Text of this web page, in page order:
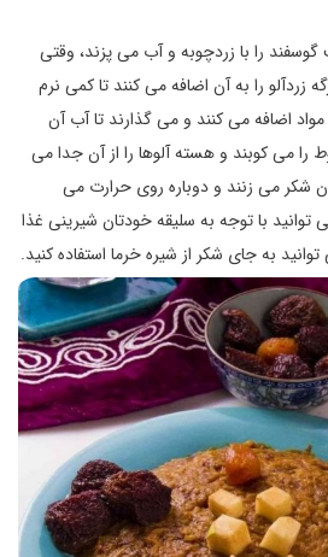
را با زردچوبه و آب می پزند، وقتی
زردآلو را به آن اضافه می کنند تا کمی نرم
اضافه می کنند و می گذارند تا آب آن
را می کوبند و هسته آلوها را از آن جدا می
آن شکر می زنند و دوباره روی حرارت می
با توجه به سلیقه خودتان شیرینی غذا
به جای شکر از شیره خرما استفاده کنید.